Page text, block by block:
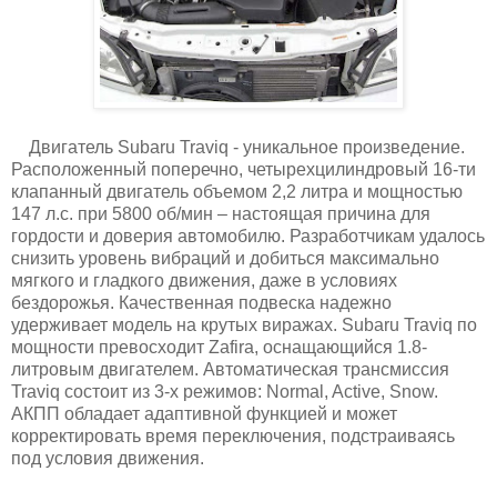
Двигатель Subaru Traviq - уникальное произведение.
Расположенный поперечно, четырехцилиндровый 16-ти
клапанный двигатель объемом 2,2 литра и мощностью
147 л.с. при 5800 об/мин – настоящая причина для
гордости и доверия автомобилю. Разработчикам удалось
снизить уровень вибраций и добиться максимально
мягкого и гладкого движения, даже в условиях
бездорожья. Качественная подвеска надежно
удерживает модель на крутых виражах. Subaru Traviq по
мощности превосходит Zafira, оснащающийся 1.8-
литровым двигателем. Автоматическая трансмиссия
Traviq состоит из 3-х режимов: Normal, Active, Snow.
АКПП обладает адаптивной функцией и может
корректировать время переключения, подстраиваясь
под условия движения.